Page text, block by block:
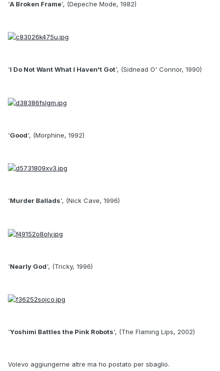
'A Broken Frame', (Depeche Mode, 1982)
'I Do Not Want What I Haven't Got', (Sidnead O' Connor, 1990)
'Good', (Morphine, 1992)
'Murder Ballads', (Nick Cave, 1996)
'Nearly God', (Tricky, 1996)
'Yoshimi Battles the Pink Robots', (The Flaming Lips, 2002)
Volevo aggiungerne altre ma ho postato per sbaglio.